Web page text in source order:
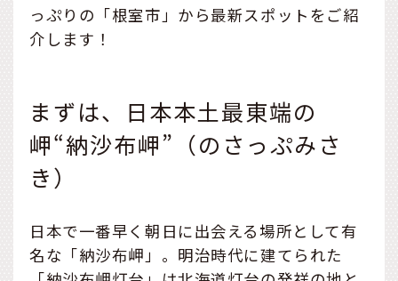
っぷりの「根室市」から最新スポットをご紹
介します！
まずは、日本本土最東端の
岬“納沙布岬”（のさっぷみさ
き）
日本で一番早く朝日に出会える場所として有
名な「納沙布岬」。明治時代に建てられた